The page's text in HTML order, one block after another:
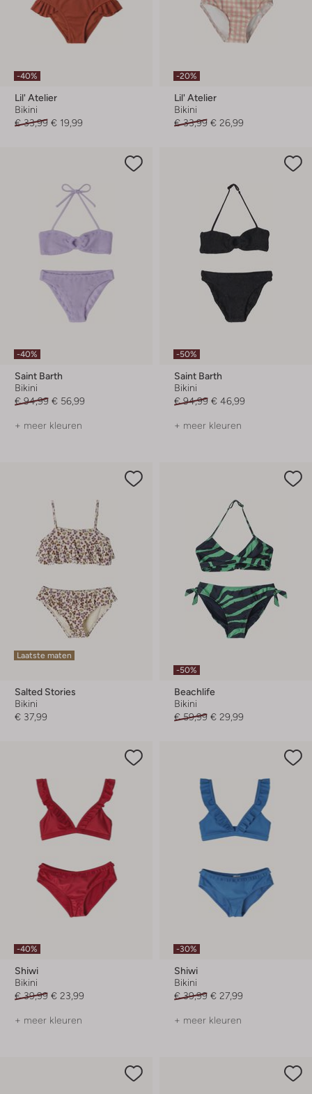
-40%
Lil' Atelier
Bikini
€ 33,99 € 19,99
-20%
Lil' Atelier
Bikini
€ 33,99 € 26,99
-40%
Saint Barth
Bikini
€ 94,99 € 56,99
+ meer kleuren
-50%
Saint Barth
Bikini
€ 94,99 € 46,99
+ meer kleuren
Laatste maten
Salted Stories
Bikini
€ 37,99
-50%
Beachlife
Bikini
€ 59,99 € 29,99
-40%
Shiwi
Bikini
€ 39,99 € 23,99
+ meer kleuren
-30%
Shiwi
Bikini
€ 39,99 € 27,99
+ meer kleuren